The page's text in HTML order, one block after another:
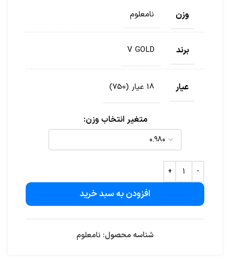
وزن نامعلوم
برند V GOLD
عیار 18 عیار (750)
متغیر انتخاب وزن
افزودن به سبد خرید
شناسه محصول: نامعلوم